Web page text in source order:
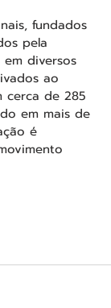
fundados
pela
diversos
ao
cerca de 285
em mais de
é